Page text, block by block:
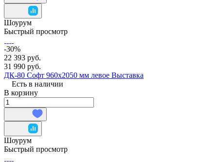
Шоурум
Быстрый просмотр
-30%
22 393 руб.
31 990 руб.
ДК-80 Софт 960х2050 мм левое Выставка
Есть в наличии
В корзину
Шоурум
Быстрый просмотр